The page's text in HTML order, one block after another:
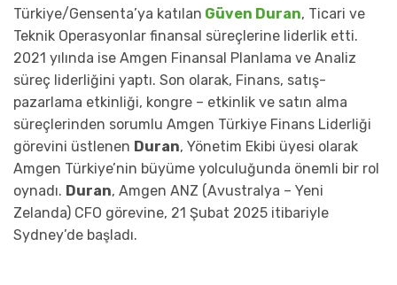
Türkiye/Gensenta’ya katılan Güven Duran, Ticari ve
Teknik Operasyonlar finansal süreçlerine liderlik etti.
2021 yılında ise Amgen Finansal Planlama ve Analiz
süreç liderliğini yaptı. Son olarak, Finans, satış-
pazarlama etkinliği, kongre – etkinlik ve satın alma
süreçlerinden sorumlu Amgen Türkiye Finans Liderliği
görevini üstlenen Duran, Yönetim Ekibi üyesi olarak
Amgen Türkiye’nin büyüme yolculuğunda önemli bir rol
oynadı. Duran, Amgen ANZ (Avustralya – Yeni
Zelanda) CFO görevine, 21 Şubat 2025 itibariyle
Sydney’de başladı.